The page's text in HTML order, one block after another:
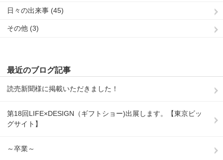
日々の出来事 (45)
その他 (3)
最近のブログ記事
読売新聞様に掲載いただきました！
第18回LIFE×DESIGN（ギフトショー)出展します。【東京ビッ
グサイト】
～卒業～